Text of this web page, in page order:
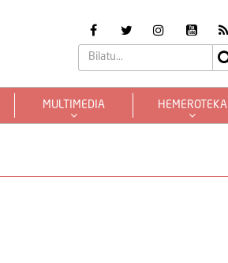
MULTIMEDIA HEMEROTEKA